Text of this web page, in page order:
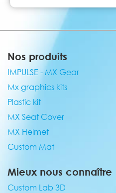
Nos produits
IMPULSE - MX Gear
Mx graphics kits
Plastic kit
MX Seat Cover
MX Helmet
Custom Mat
Mieux nous connaître
Custom Lab 3D